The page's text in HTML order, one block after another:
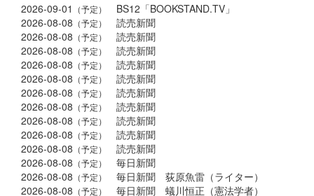
2026-09-01 （予定）
BS12「BOOKSTAND.TV」
2026-08-08 （予定）
読売新聞
2026-08-08 （予定）
読売新聞
2026-08-08 （予定）
読売新聞
2026-08-08 （予定）
読売新聞
2026-08-08 （予定）
読売新聞
2026-08-08 （予定）
読売新聞
2026-08-08 （予定）
読売新聞
2026-08-08 （予定）
読売新聞
2026-08-08 （予定）
読売新聞
2026-08-08 （予定）
読売新聞
2026-08-08 （予定）
毎日新聞
2026-08-08 （予定）
毎日新聞 荻原魚雷（ライター）
2026-08-08 （予定）
毎日新聞 蟻川恒正（憲法学者）